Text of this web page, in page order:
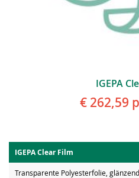
IGEPA
€ 262,59
IGEPA Clear Film
Transparente Polyesterfolie,